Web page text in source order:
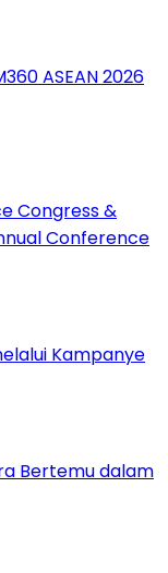
ASEAN 2026
Congress &
Conference
Kampanye
Bertemu dalam